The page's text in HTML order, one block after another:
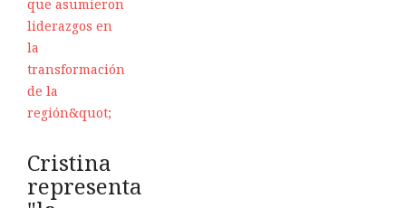
Cristina
representa